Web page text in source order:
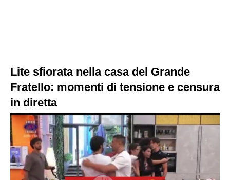
Lite sfiorata nella casa del Grande
Fratello: momenti di tensione e censura
in diretta